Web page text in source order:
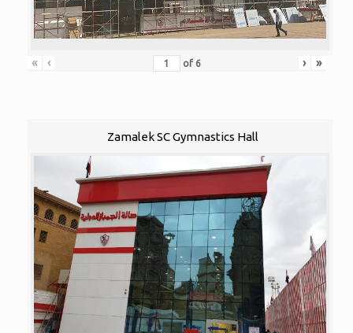
« ‹ of 6 › »
Zamalek SC Gymnastics Hall